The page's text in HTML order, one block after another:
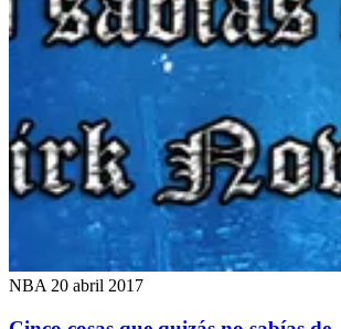
NBA 20 abril 2017